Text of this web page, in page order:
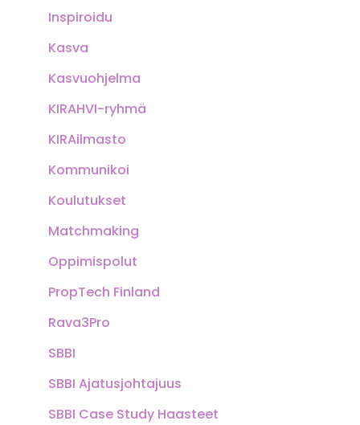
Inspiroidu
Kasva
Kasvuohjelma
KIRAHVI-ryhmä
KIRAilmasto
Kommunikoi
Koulutukset
Matchmaking
Oppimispolut
PropTech Finland
Rava3Pro
SBBI
SBBI Ajatusjohtajuus
SBBI Case Study Haasteet